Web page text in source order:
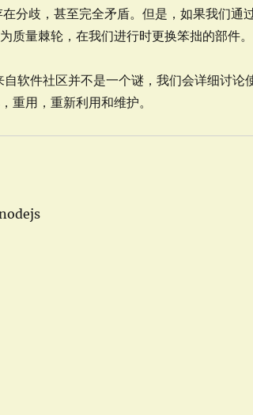
分歧，甚至完全矛盾。但是，如果我们通
质量棘轮，在我们进行时更换笨拙的部件。
软件社区并不是一个谜，我们会详细讨论
重用，重新利用和维护。